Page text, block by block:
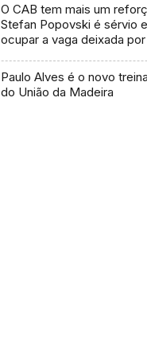
O CAB tem mais um
Stefan Popovski é sérvio
ocupar a vaga deixada
jogar na Venezuela
Paulo Alves é o novo
do União da Madeira